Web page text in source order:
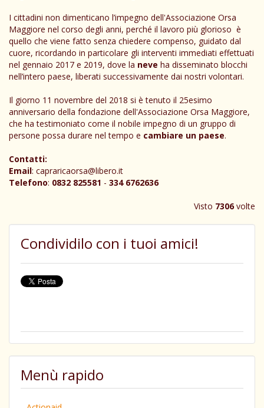
I cittadini non dimenticano l’impegno dell'Associazione Orsa
Maggiore nel corso degli anni, perché il lavoro più glorioso è
quello che viene fatto senza chiedere compenso, guidato dal
cuore, ricordando in particolare gli interventi immediati effettuati
nel gennaio 2017 e 2019, dove la neve ha disseminato blocchi
nell’intero paese, liberati successivamente dai nostri volontari.
Il giorno 11 novembre del 2018 si è tenuto il 25esimo
anniversario della fondazione dell'Associazione Orsa Maggiore,
che ha testimoniato come il nobile impegno di un gruppo di
persone possa durare nel tempo e cambiare un paese.
Contatti:
Email: capraricaorsa@libero.it
Telefono: 0832 825581 - 334 6762636
Visto 7306volte
Condividilo con i tuoi amici!
Menù rapido